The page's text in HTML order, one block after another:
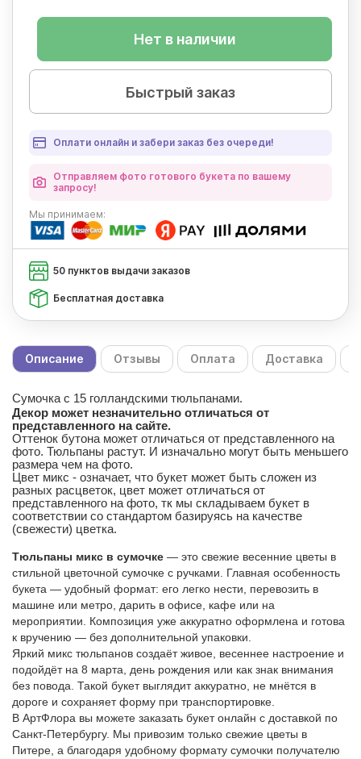
Нет в наличии
Быстрый заказ
Оплати онлайн и забери заказ без очереди!
Отправляем фото готового букета по вашему
запросу!
Мы принимаем:
50 пунктов выдачи заказов
Бесплатная доставка
Описание Отзывы Оплата Доставка
Сумочка с 15 голландскими тюльпанами.
Декор может незначительно отличаться от
представленного на сайте.
Оттенок бутона может отличаться от представленного на
фото. Тюльпаны растут. И изначально могут быть меньшего
размера чем на фото.
Цвет микс - означает, что букет может быть сложен из
разных расцветок, цвет может отличаться от
представленного на фото, тк мы складываем букет в
соответствии со стандартом базируясь на качестве
(свежести) цветка.
Тюльпаны микс в сумочке — это свежие весенние цветы в
стильной цветочной сумочке с ручками. Главная особенность
букета — удобный формат: его легко нести, перевозить в
машине или метро, дарить в офисе, кафе или на
мероприятии. Композиция уже аккуратно оформлена и готова
к вручению — без дополнительной упаковки.
Яркий микс тюльпанов создаёт живое, весеннее настроение и
подойдёт на 8 марта, день рождения или как знак внимания
без повода. Такой букет выглядит аккуратно, не мнётся в
дороге и сохраняет форму при транспортировке.
В АртФлора вы можете заказать букет онлайн с доставкой по
Санкт-Петербургу. Мы привозим только свежие цветы в
Питере, а благодаря удобному формату сумочки получателю